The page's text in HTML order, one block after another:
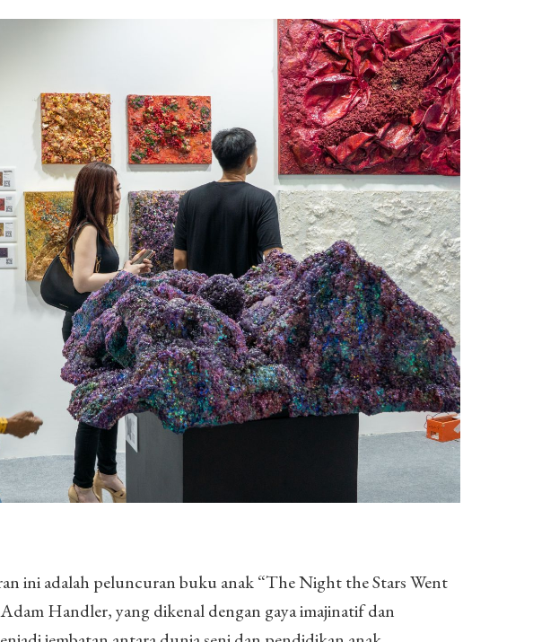
ini adalah peluncuran buku anak “The Night the Stars Went
Handler, yang dikenal dengan gaya imajinatif dan